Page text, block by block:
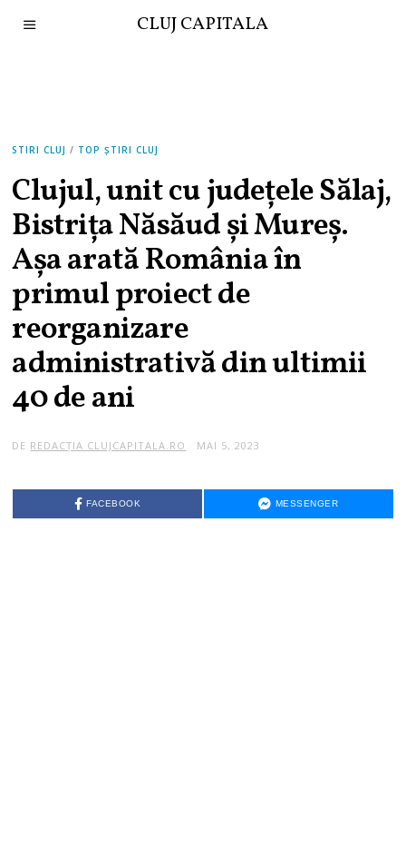
CLUJ CAPITALA
STIRI CLUJ / TOP ȘTIRI CLUJ
Clujul, unit cu județele Sălaj,
Bistriţa Năsăud şi Mureş.
Așa arată România în
primul proiect de
reorganizare
administrativă din ultimii
40 de ani
DE REDACȚIA CLUJCAPITALA.RO MAI 5, 2023
FACEBOOK MESSENGER